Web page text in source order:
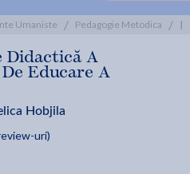
Umaniste / Pedagogie Metodica /
Didactică A
Educare A
Hobjila
uri)